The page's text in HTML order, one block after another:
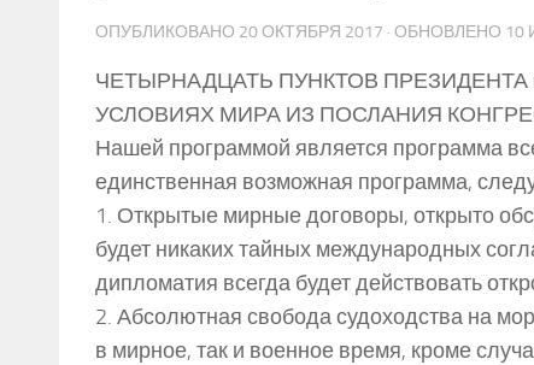
ОПУБЛИКОВАНО 20 ОКТЯБРЯ 2017 · ОБНОВЛЕНО 10
ЧЕТЫРНАДЦАТЬ ПУНКТОВ
УСЛОВИЯХ МИРА ИЗ ПОСЛАНИЯ
Нашей программой является программа
единственная возможная программа,
1. Открытые мирные договоры, открыто
будет никаких тайных международных
дипломатия всегда будет действовать
2. Абсолютная свобода судоходства на
в мирное, так и военное время, кроме